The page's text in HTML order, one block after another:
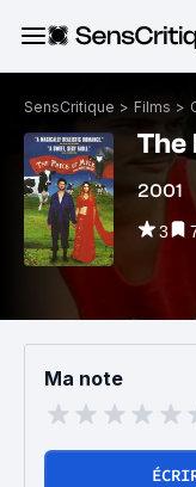
SensCritique > Films >
The
2001
3
Ma note